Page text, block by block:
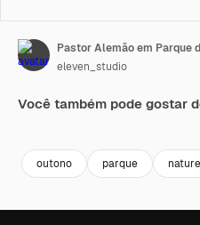
Pastor Alemão em Parque
eleven_studio
Você também pode gostar
outono parque